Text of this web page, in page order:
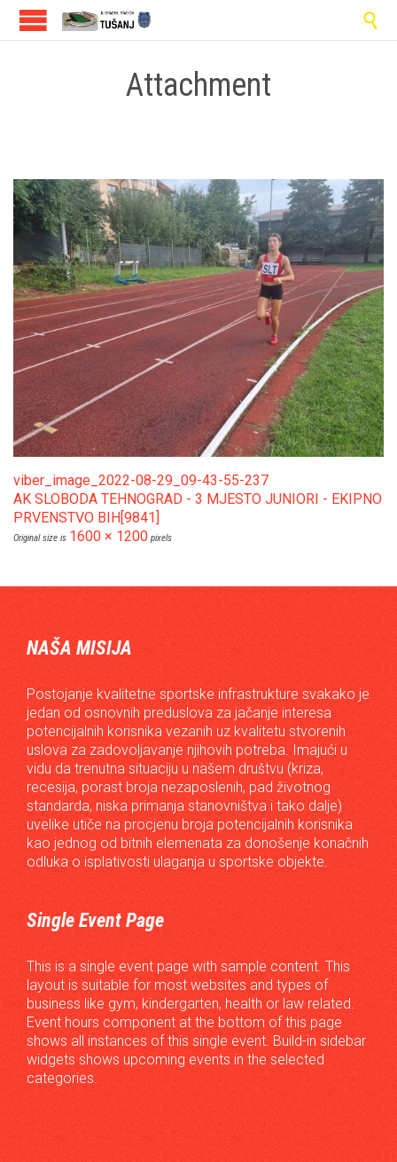

Attachment
viber_image_2022-08-29_09-43-55-237
AK SLOBODA TEHNOGRAD - 3 MJESTO JUNIORI - EKIPNO
PRVENSTVO BIH[9841]
Original size is 1600 × 1200 pixels
NAŠA MISIJA
Postojanje kvalitetne sportske infrastrukture svakako je
jedan od osnovnih preduslova za jačanje interesa
potencijalnih korisnika vezanih uz kvalitetu stvorenih
uslova za zadovoljavanje njihovih potreba. Imajući u
vidu da trenutna situaciju u našem društvu (kriza,
recesija, porast broja nezaposlenih, pad životnog
standarda, niska primanja stanovništva i tako dalje)
uvelike utiče na procjenu broja potencijalnih korisnika
kao jednog od bitnih elemenata za donošenje konačnih
odluka o isplativosti ulaganja u sportske objekte.
Single Event Page
This is a single event page with sample content. This
layout is suitable for most websites and types of
business like gym, kindergarten, health or law related.
Event hours component at the bottom of this page
shows all instances of this single event. Build-in sidebar
widgets shows upcoming events in the selected
categories.